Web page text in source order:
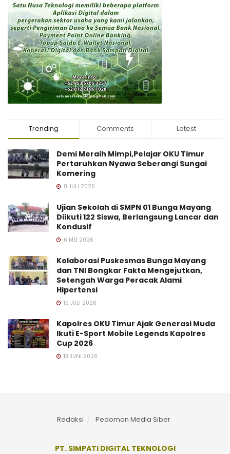
Trending Comments Latest
Demi Meraih Mimpi,Pelajar OKU Timur
Pertaruhkan Nyawa Seberangi Sungai
Komering
8 JULI 2026
Ujian Sekolah di SMPN 01 Bunga Mayang
Diikuti 122 Siswa, Berlangsung Lancar dan
Kondusif
6 MEI 2026
Kolaborasi Puskesmas Bunga Mayang
dan TNI Bongkar Fakta Mengejutkan,
Setengah Warga Peracak Alami
Hipertensi
15 JULI 2026
Kapolres OKU Timur Ajak Generasi Muda
Ikuti E-Sport Mobile Legends Kapolres
Cup 2026
13 JUNI 2026
Redaksi Pedoman Media Siber
PT. SIMPATI DIGITAL TEKNOLOGI